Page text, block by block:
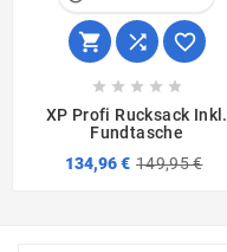
  
    
XP Profi Rucksack Inkl.
Fundtasche
134,96 € 149,95 €